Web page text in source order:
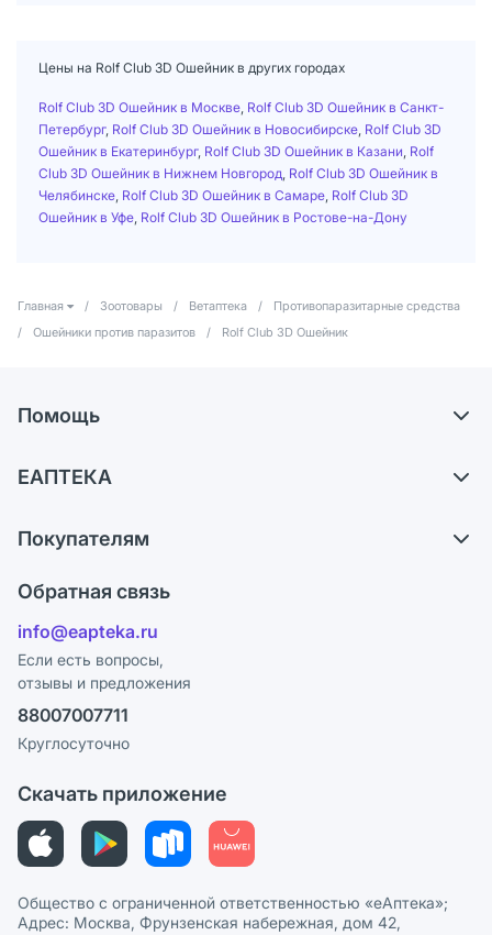
Цены на Rolf Club 3D Ошейник в других городах
Rolf Club 3D Ошейник в Москве Rolf Club 3D Ошейник в Санкт-
Петербург, Rolf Club 3D Ошейник в Новосибирске Rolf Club 3D
Ошейник в Екатеринбург, Rolf Club 3D Ошейник в Казани Rolf
Club 3D Ошейник в Нижнем Новгород Rolf Club 3D Ошейник в
Челябинске Rolf Club 3D Ошейник в Самаре Rolf Club 3D
Ошейник в Уфе Rolf Club 3D Ошейник в Ростове-на-Дону
Главная / Зоотовары / Ветаптека /
Противопаразитарные средства
/
Ошейники против паразитов / Rolf Club 3D Ошейник
Помощь
Самовывоз из аптек
Ответы на вопросы
Блог
ЕАПТЕКА
Карьера
Поставщики
Лицензия
Реклама на сайте
Ваши товары на ЕАПТЕКЕ
Покупателям
Программа СберСпасибо
Политика конфиденциальности
Пользовательское соглашение
Политика рекомендаций
Этика и соответствие
Политика в отношении обработки персональных данных
Обратная связь
info@eapteka.ru
Если есть вопросы,
отзывы и предложения
88007007711
Круглосуточно
Скачать приложение
Общество с ограниченной ответственностью «еАптека»;
Адрес: Москва, Фрунзенская набережная, дом 42,